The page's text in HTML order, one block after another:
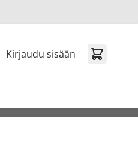
Kirjaudu sisään